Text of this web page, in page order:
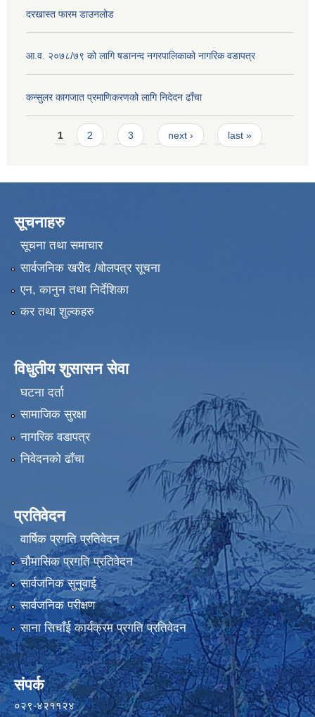
दरखास्त फारम डाउनलोड
आ.व. २०७८/७९ को लागि षडानन्द नगरपालिकाको नागरिक वडापत्र
कन्सुलर कागजात प्रमाणिकरणको लागि निदेदन ढाँचा
Pages
1 2 3 next › last »
सूचनाहरु
सूचना तथा समाचार
सार्वजनिक खरीद /बोलपत्र सूचना
एन, कानुन तथा निर्देशिका
कर तथा शुल्कहरु
विधुतीय शुसासन सेवा
घटना दर्ता
सामाजिक सुरक्षा
नागरिक वडापत्र
निवेदनको ढाँचा
प्रतिवेदन
वार्षिक प्रगति प्रतिवेदन
चौमासिक प्रगति प्रतिवेदन
सार्वजनिक सुनुवाई
सार्वजनिक परीक्षण
साना सिचाँई कार्यक्रम प्रगति प्रतिवेदन
संपर्क
०२९-४२११२४